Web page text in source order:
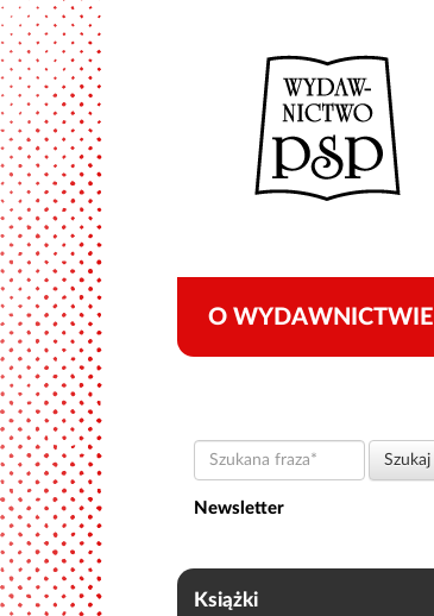
O WYDAWNICTWIE
Szukana
fraza
Szukaj
Newsletter
Książki